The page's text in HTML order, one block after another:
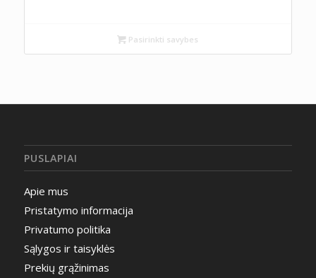
Pasirinkti savybes
PUSLAPIAI
Apie mus
Pristatymo informacija
Privatumo politika
Sąlygos ir taisyklės
Prekių grąžinimas